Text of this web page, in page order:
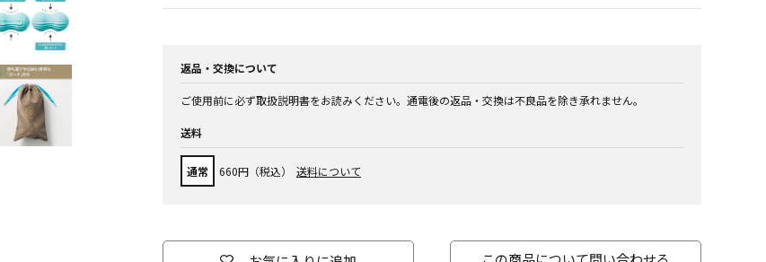
返品・交換について
ご使用前に必ず取扱説明書をお読みください。通電後の返品・交換は不良品を除き承れません。
送料
通常 660円（税込） 送料について